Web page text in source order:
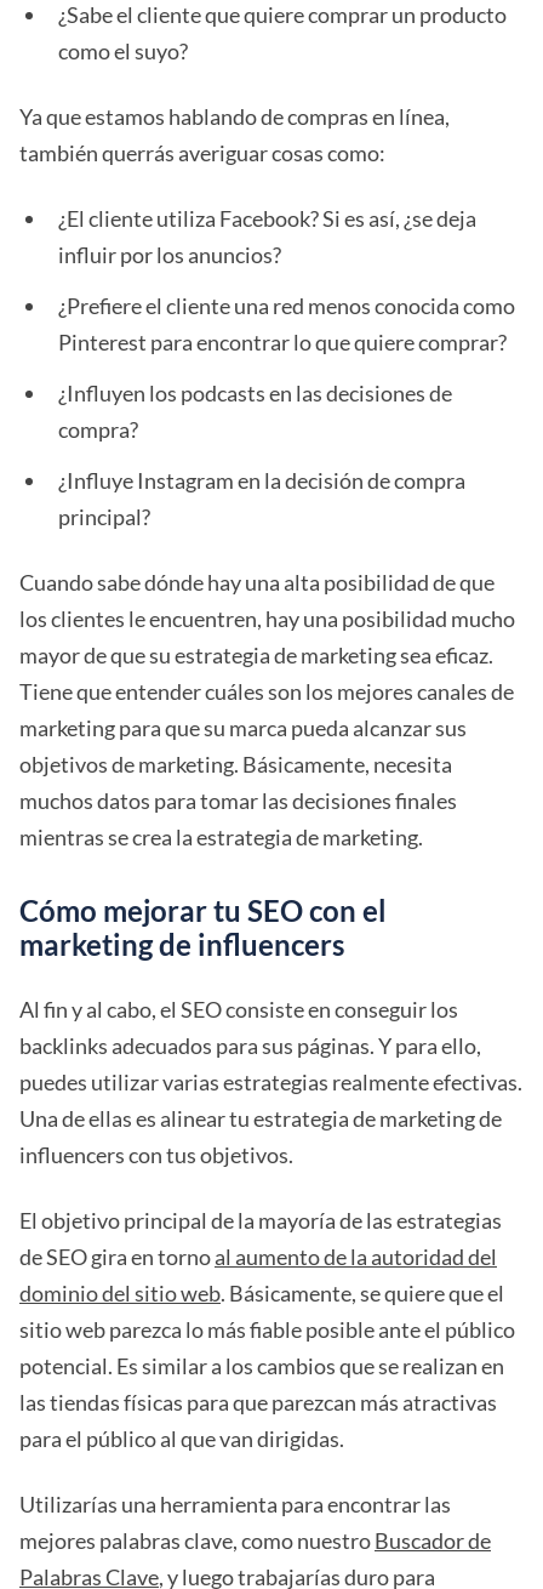
¿Sabe el cliente que quiere comprar un producto
como el suyo?
Ya que estamos hablando de compras en línea,
también querrás averiguar cosas como:
¿El cliente utiliza Facebook? Si es así, ¿se deja
influir por los anuncios?
¿Prefiere el cliente una red menos conocida como
Pinterest para encontrar lo que quiere comprar?
¿Influyen los podcasts en las decisiones de
compra?
¿Influye Instagram en la decisión de compra
principal?
Cuando sabe dónde hay una alta posibilidad de que
los clientes le encuentren, hay una posibilidad mucho
mayor de que su estrategia de marketing sea eficaz.
Tiene que entender cuáles son los mejores canales de
marketing para que su marca pueda alcanzar sus
objetivos de marketing. Básicamente, necesita
muchos datos para tomar las decisiones finales
mientras se crea la estrategia de marketing.
Cómo mejorar tu SEO con el
marketing de influencers
Al fin y al cabo, el SEO consiste en conseguir los
backlinks adecuados para sus páginas. Y para ello,
puedes utilizar varias estrategias realmente efectivas.
Una de ellas es alinear tu estrategia de marketing de
influencers con tus objetivos.
El objetivo principal de la mayoría de las estrategias
de SEO gira en tornoal aumento de la autoridad del
dominio del sitio web. Básicamente, se quiere que el
sitio web parezca lo más fiable posible ante el público
potencial. Es similar a los cambios que se realizan en
las tiendas físicas para que parezcan más atractivas
para el público al que van dirigidas.
Utilizarías una herramienta para encontrar las
mejores palabras clave, como nuestroBuscador de
Palabras Clave, y luego trabajarías duro para